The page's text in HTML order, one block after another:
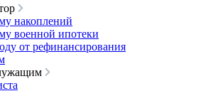
накоплений
военной ипотеки
от рефинансирования